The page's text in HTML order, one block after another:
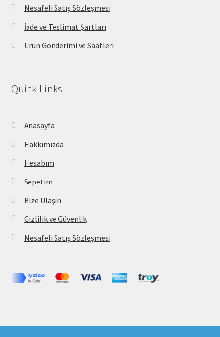
Mesafeli Satış Sözleşmesi
İade ve Teslimat Şartları
Ürün Gönderimi ve Saatleri
Quick Links
Anasayfa
Hakkımızda
Hesabım
Sepetim
Bize Ulaşın
Gizlilik ve Güvenlik
Mesafeli Satış Sözleşmesi